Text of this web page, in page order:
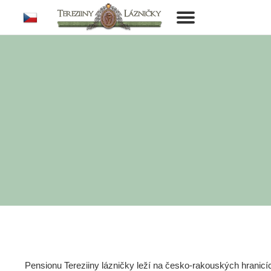
Toggle
Pensionu Tereziiny lázničky leží na česko-rakouských